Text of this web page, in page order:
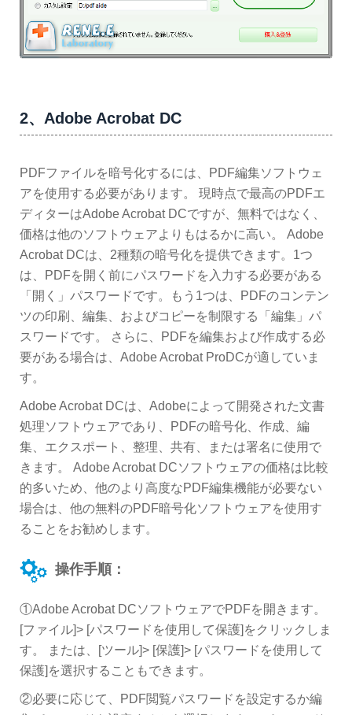
2、Adobe Acrobat DC
PDFファイルを暗号化するには、PDF編集ソフトウェ
アを使用する必要があります。 現時点で最高のPDFエ
ディターはAdobe Acrobat DCですが、無料ではなく、
価格は他のソフトウェアよりもはるかに高い。 Adobe
Acrobat DCは、2種類の暗号化を提供できます。1つ
は、PDFを開く前にパスワードを入力する必要がある
「開く」パスワードです。もう1つは、PDFのコンテン
ツの印刷、編集、およびコピーを制限する「編集」パ
スワードです。 さらに、PDFを編集および作成する必
要がある場合は、Adobe Acrobat ProDCが適していま
す。
Adobe Acrobat DCは、Adobeによって開発された文書
処理ソフトウェアであり、PDFの暗号化、作成、編
集、エクスポート、整理、共有、または署名に使用で
きます。 Adobe Acrobat DCソフトウェアの価格は比較
的多いため、他のより高度なPDF編集機能が必要ない
場合は、他の無料のPDF暗号化ソフトウェアを使用す
ることをお勧めします。
操作手順：
①Adobe Acrobat DCソフトウェアでPDFを開きます。
[ファイル]> [パスワードを使用して保護]をクリックしま
す。 または、[ツール]> [保護]> [パスワードを使用して
保護]を選択することもできます。
②必要に応じて、PDF閲覧パスワードを設定するか編